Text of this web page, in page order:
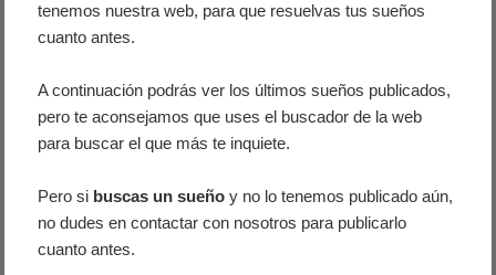
tenemos nuestra web, para que resuelvas tus sueños
cuanto antes.
A continuación podrás ver los últimos sueños publicados,
pero te aconsejamos que uses el buscador de la web
para buscar el que más te inquiete.
Pero si buscas un sueño y no lo tenemos publicado aún,
no dudes en contactar con nosotros para publicarlo
cuanto antes.